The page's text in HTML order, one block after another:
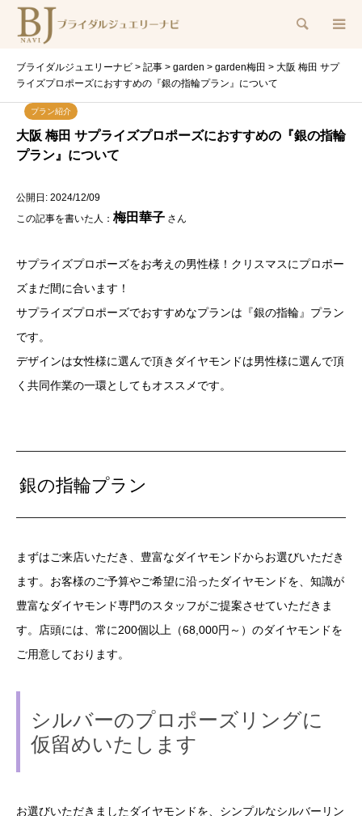
検索
ブライダルジュエリーナビ > 記事 > garden > garden梅田 > 大阪 梅田 サプ
ライズプロポーズにおすすめの『銀の指輪プラン』について
プラン紹介
大阪 梅田 サプライズプロポーズにおすすめの『銀の指輪
プラン』について
公開日: 2024/12/09
この記事を書いた人： 梅田華子 さん
サプライズプロポーズをお考えの男性様！クリスマスにプロポー
ズまだ間に合います！
サプライズプロポーズでおすすめなプランは『銀の指輪』プラン
です。
デザインは女性様に選んで頂きダイヤモンドは男性様に選んで頂
く共同作業の一環としてもオススメです。
銀の指輪プラン
まずはご来店いただき、豊富なダイヤモンドからお選びいただき
ます。お客様のご予算やご希望に沿ったダイヤモンドを、知識が
豊富なダイヤモンド専門のスタッフがご提案させていただきま
す。店頭には、常に200個以上（68,000円～）のダイヤモンドを
ご用意しております。
シルバーのプロポーズリングに
仮留めいたします
お選びいただきましたダイヤモンドを、シンプルなシルバーリン